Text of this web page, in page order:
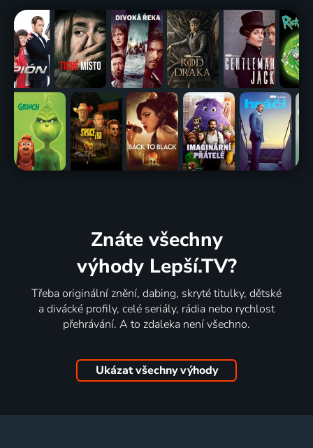
Znáte všechny
výhody Lepší.TV?
Třeba originální znění, dabing, skryté titulky, dětské
a divácké profily, celé seriály, rádia nebo rychlost
přehrávání. A to zdaleka není všechno.
Ukázat všechny výhody